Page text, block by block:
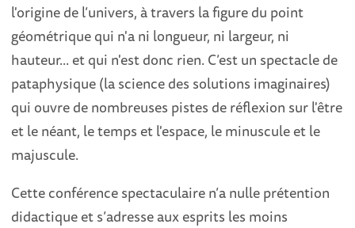
l'origine de l’univers, à travers la figure du point
géométrique qui n'a ni longueur, ni largeur, ni
hauteur... et qui n'est donc rien. C’est un spectacle de
pataphysique (la science des solutions imaginaires)
qui ouvre de nombreuses pistes de réflexion sur l'être
et le néant, le temps et l'espace, le minuscule et le
majuscule.
Cette conférence spectaculaire n’a nulle prétention
didactique et s’adresse aux esprits les moins